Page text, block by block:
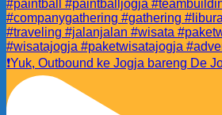
❗️Yuk, Outbound ke Jogja bareng De